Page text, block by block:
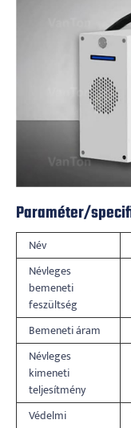
Paraméter/
Név
Névleges
bemeneti
feszültség
Bemeneti áram
Névleges
kimeneti
teljesítmény
Védelmi